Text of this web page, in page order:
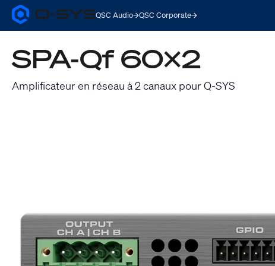
Q-
SYS
Products
Homepage
QSC Audio QSC Corporate
SPA-Qf 60x2
Amplificateur en réseau à 2 canaux pour Q-SYS